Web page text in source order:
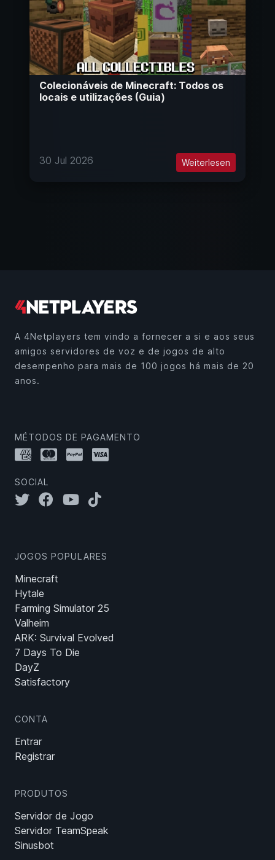
Colecionáveis de Minecraft: Todos os
locais e utilizações (Guia)
30 Jul 2026 Weiterlesen
A 4Netplayers tem vindo a fornecer a si e aos seus
amigos servidores de voz e de jogos de alto
desempenho para mais de 100 jogos há mais de 20
anos.
MÉTODOS DE PAGAMENTO
SOCIAL
JOGOS POPULARES
Minecraft
Hytale
Farming Simulator 25
Valheim
ARK: Survival Evolved
7 Days To Die
DayZ
Satisfactory
CONTA
Entrar
Registrar
PRODUTOS
Servidor de Jogo
Servidor TeamSpeak
Sinusbot